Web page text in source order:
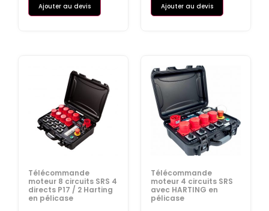
Ajouter au devis Ajouter au devis
Télécommande
moteur 8 circuits SRS 4
directs P17 / 2 Harting
en pélicase
Télécommande
moteur 4 circuits SRS
avec HARTING en
pélicase